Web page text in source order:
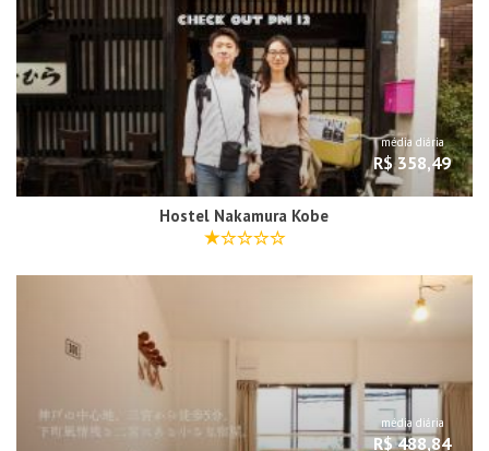
média diária
R$ 358,49
Hostel Nakamura Kobe
média diária
R$ 488,84